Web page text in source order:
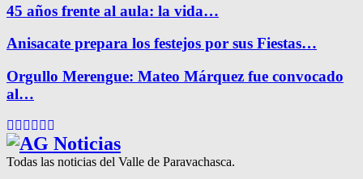
45 años frente al aula: la vida…
Anisacate prepara los festejos por sus Fiestas…
Orgullo Merengue: Mateo Márquez fue convocado
al…
Facebook
Twitter
Instagram
Pinterest
Google
Todas las noticias del Valle de Paravachasca.